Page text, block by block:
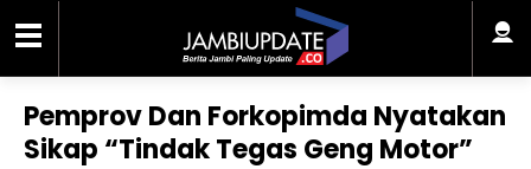
Pemprov Dan Forkopimda Nyatakan
Sikap “Tindak Tegas Geng Motor”